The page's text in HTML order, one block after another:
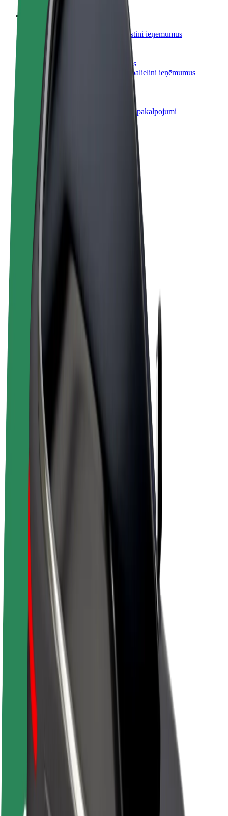
Pievieno restorānu vai veikalu
Sasniedz vairāk klientu un paaugstini ieņēmumus
Reģistrējies kā autoparka īpašnieks
Pievieno savu autoparku Bolt un palielini ieņēmumus
Bolt for Business
Tavam uzņēmumam pielāgoti Bolt pakalpojumi
Noteikumi un nosacījumi
Privātuma politika
Sīkdatnes
© 2026 Bolt Technology OÜ
Braucieni
Skrejriteņi
Bolt Market
Bolt for Business
Gūsti ieņēmumus ar Bolt
Autovadītāji
Autovadītāja ieņēmumi
Kurjeri
Kurjerpartnera ieņēmumi
Bolt Food tirgotāji
Reģistrē autoparku
Franšīzes
Par uzņēmumu
Karjera
Par Bolt
Bolt ilgtspējība
Project Zero
Blogs
Ziņu telpa
Zīmola vadlīnijas
Misija
Attiecības ar investoriem
Vadība
Zīmols
Pilsētvides fonds